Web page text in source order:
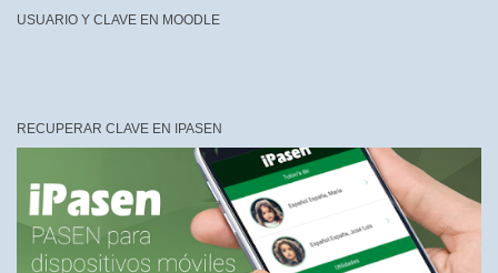
USUARIO Y CLAVE EN MOODLE
RECUPERAR CLAVE EN IPASEN